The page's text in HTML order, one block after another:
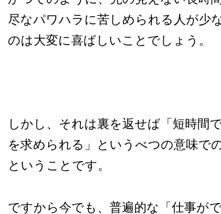
尽なパワハラに苦しめられる人が少
のは大変に喜ばしいことでしょう。
しかし、それは裏を返せば「短時間
を求められる」というべつの意味で
ということです。
ですから今でも、普遍的な「仕事が